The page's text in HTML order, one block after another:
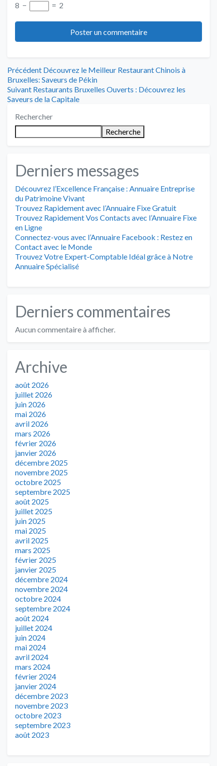
8 − = 2
Navigation
de
l’article
Précédent Article
précédent
:
Découvrez le Meilleur Restaurant Chinois à
Bruxelles: Saveurs de Pékin
Suivant Article
suivant
Restaurants Bruxelles Ouverts : Découvrez les
Saveurs de la Capitale
Rechercher
Recherche
Derniers messages
Découvrez l’Excellence Française : Annuaire Entreprise
du Patrimoine Vivant
Trouvez Rapidement avec l’Annuaire Fixe Gratuit
Trouvez Rapidement Vos Contacts avec l’Annuaire Fixe
en Ligne
Connectez-vous avec l’Annuaire Facebook : Restez en
Contact avec le Monde
Trouvez Votre Expert-Comptable Idéal grâce à Notre
Annuaire Spécialisé
Derniers commentaires
Aucun commentaire à afficher.
Archive
août 2026
juillet 2026
juin 2026
mai 2026
avril 2026
mars 2026
février 2026
janvier 2026
décembre 2025
novembre 2025
octobre 2025
septembre 2025
août 2025
juillet 2025
juin 2025
mai 2025
avril 2025
mars 2025
février 2025
janvier 2025
décembre 2024
novembre 2024
octobre 2024
septembre 2024
août 2024
juillet 2024
juin 2024
mai 2024
avril 2024
mars 2024
février 2024
janvier 2024
décembre 2023
novembre 2023
octobre 2023
septembre 2023
août 2023